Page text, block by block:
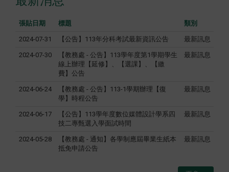
張貼日期 標題 類別
2024-07-31 【公告】113年分科考試最新資訊公告 最新訊息
2024-07-30
【教務處 - 公告】113學年度第1學期學生
線上辦理【延修】、【選課】、【繳
費】公告
最新訊息
2024-06-24
【教務處 - 公告】113-1學期辦理【復
學】時程公告
最新訊息
2024-06-17
【公告】113學年度數位媒體設計學系四
技二專甄選入學面試時間
最新訊息
2024-05-28
【教務處 - 通知】各學制應屆畢業生紙本
抵免申請公告
最新訊息